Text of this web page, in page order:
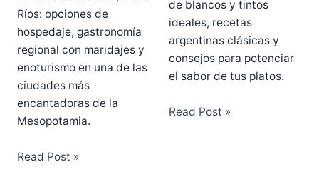
Ríos: opciones de
hospedaje, gastronomía
regional con maridajes y
enoturismo en una de las
ciudades más
encantadoras de la
Mesopotamia.
Read Post »
de blancos y tintos
ideales, recetas
argentinas clásicas y
consejos para potenciar
el sabor de tus platos.
Read Post »